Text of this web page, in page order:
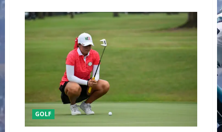
GOLF
EL
CLUB
CHAPULTEPEC
DEL
25
AL
27
DE
ABRIL
GOLF